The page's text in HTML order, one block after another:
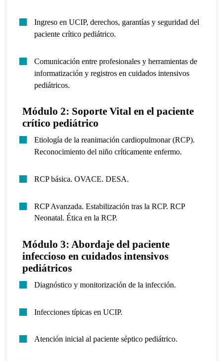
Ingreso en UCIP, derechos, garantías y seguridad del
paciente crítico pediátrico.
Comunicación entre profesionales y herramientas de
informatización y registros en cuidados intensivos
pediátricos.
Módulo 2: Soporte Vital en el paciente
crítico pediátrico
Etiología de la reanimación cardiopulmonar (RCP).
Reconocimiento del niño críticamente enfermo.
RCP básica. OVACE. DESA.
RCP Avanzada. Estabilización tras la RCP. RCP
Neonatal. Ética en la RCP.
Módulo 3: Abordaje del paciente
infeccioso en cuidados intensivos
pediátricos
Diagnóstico y monitorización de la infección.
Infecciones típicas en UCIP.
Atención inicial al paciente séptico pediátrico.